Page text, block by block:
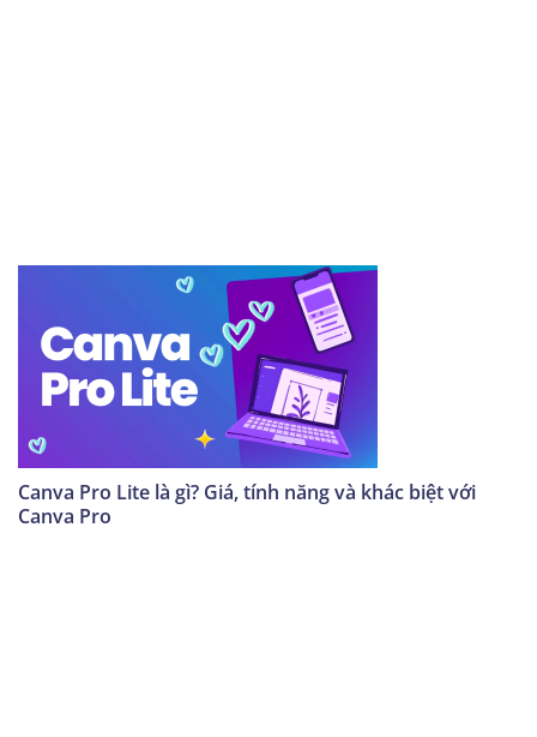
Canva Pro Lite là gì? Giá, tính năng và khác biệt với
Canva Pro